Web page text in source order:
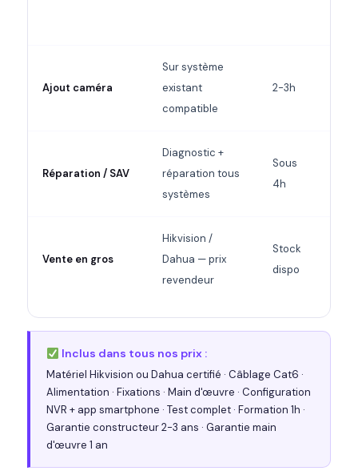
Ajout caméra
Sur système
existant
compatible
2-3h
Réparation / SAV
Diagnostic +
réparation tous
systèmes
Sous
4h
Vente en gros
Hikvision /
Dahua — prix
revendeur
Stock
dispo
Inclus dans tous nos prix :
Matériel Hikvision ou Dahua certifié · Câblage Cat6 ·
Alimentation · Fixations · Main d'œuvre · Configuration
NVR + app smartphone · Test complet · Formation 1h ·
Garantie constructeur 2-3 ans · Garantie main
d'œuvre 1 an